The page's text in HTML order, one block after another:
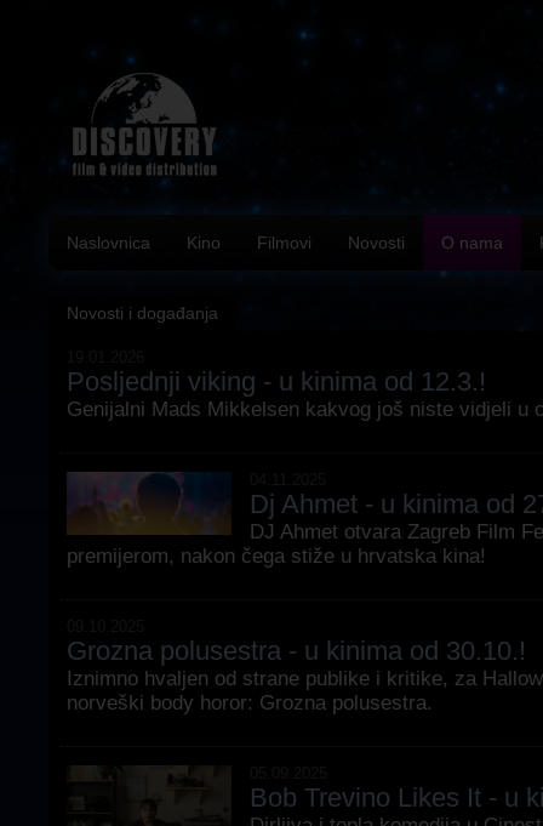
Naslovnica Kino Filmovi Novosti O nama
Novosti i događanja
Posljednji viking - u kinima od 12.3.!
Genijalni Mads Mikkelsen kakvog još niste vidjeli u
Dj Ahmet - u kinima od
DJ Ahmet otvara Zagreb Film
premijerom, nakon čega stiže u hrvatska kina!
Grozna polusestra - u kinima od 30.10.!
Iznimno hvaljen od strane publike i kritike, za
norveški body horor: Grozna polusestra.
Bob Trevino Likes It - u